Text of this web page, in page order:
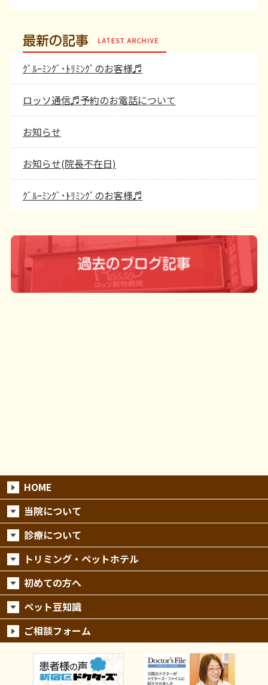
最新の記事
ｸﾞﾙｰﾐﾝｸﾞ･ﾄﾘﾐﾝｸﾞのお客様♬
ロッソ通信♬予約のお電話について
お知らせ
お知らせ(院長不在日)
ｸﾞﾙｰﾐﾝｸﾞ･ﾄﾘﾐﾝｸﾞのお客様♬
HOME
当院について
診療について
トリミング・ペットホテル
初めての方へ
ペット豆知識
ご相談フォーム